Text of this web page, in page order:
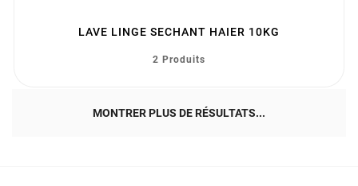
LAVE LINGE SECHANT HAIER 10KG
2 Produits
MONTRER PLUS DE RÉSULTATS...